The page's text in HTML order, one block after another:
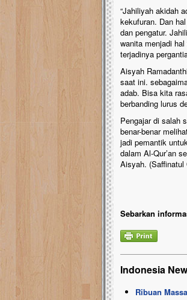
“Jahiliyah akidah
kekufuran. Dan
dan pengatur.
wanita menjadi
terjadinya
Aisyah
saat ini.
adab. Bisa kita
berbanding lurus
Pengajar di salah
benar-benar
jadi pemantik
dalam Al-Qur’an
Aisyah. (Saffinatul
Sebarkan
Indonesia
Ribuan